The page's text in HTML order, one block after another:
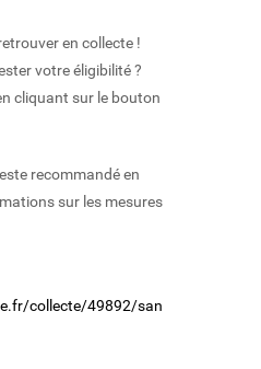
en collecte !
votre éligibilité ?
cliquant sur le bouton
recommandé en
sur les mesures
collecte/49892/san